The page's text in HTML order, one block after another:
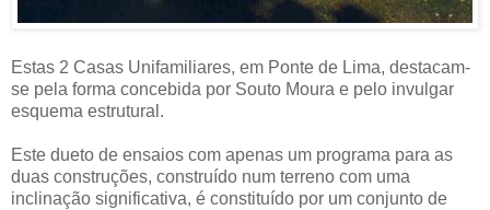
Estas 2 Casas Unifamiliares, em Ponte de Lima, destacam-
se pela forma concebida por Souto Moura e pelo invulgar
esquema estrutural.
Este dueto de ensaios com apenas um programa para as
duas construções, construído num terreno com uma
inclinação significativa, é constituído por um conjunto de